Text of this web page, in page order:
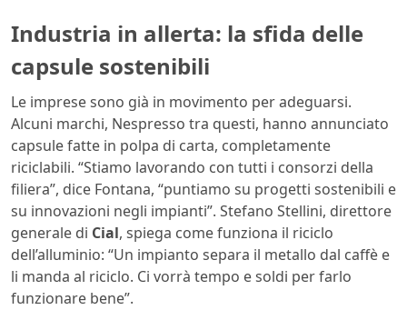
Industria in allerta: la sfida delle
capsule sostenibili
Le imprese sono già in movimento per adeguarsi.
Alcuni marchi, Nespresso tra questi, hanno annunciato
capsule fatte in polpa di carta, completamente
riciclabili. “Stiamo lavorando con tutti i consorzi della
filiera”, dice Fontana, “puntiamo su progetti sostenibili e
su innovazioni negli impianti”. Stefano Stellini, direttore
generale di Cial, spiega come funziona il riciclo
dell’alluminio: “Un impianto separa il metallo dal caffè e
li manda al riciclo. Ci vorrà tempo e soldi per farlo
funzionare bene”.